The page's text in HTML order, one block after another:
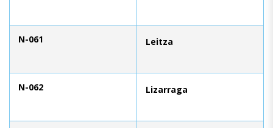
N-061 Leitza
N-062 Lizarraga